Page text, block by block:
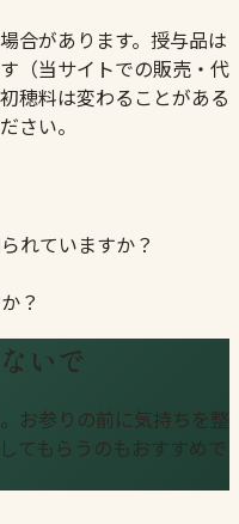
合があります。授与品は
（当サイトでの販売・代
穂料は変わることがある
さい。
れていますか？
？
いで
お参りの前に気持ちを整
てもらうのもおすすめで